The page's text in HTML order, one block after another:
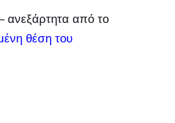
ανεξάρτητα από το
θέση του